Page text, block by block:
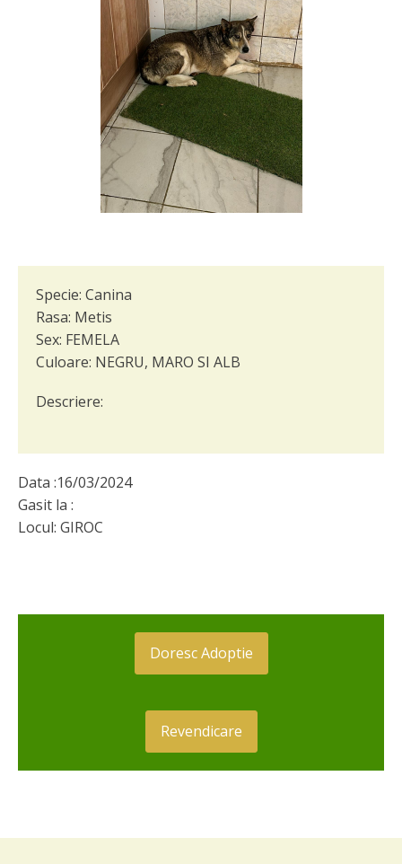
Specie: Canina
Rasa: Metis
Sex: FEMELA
Culoare: NEGRU, MARO SI ALB
Descriere:
Data :16/03/2024
Gasit la :
Locul: GIROC
Doresc Adoptie
Revendicare